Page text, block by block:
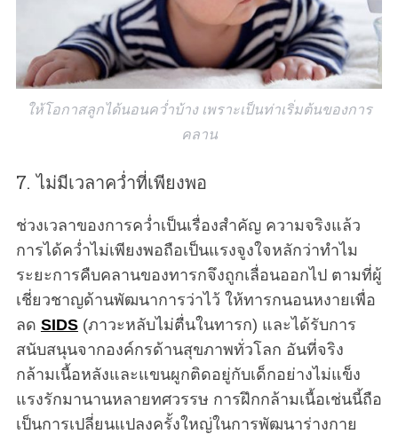
ให้โอกาสลูกได้นอนคว่ำบ้าง เพราะเป็นท่าเริ่มต้นของการ
คลาน
7. ไม่มีเวลาคว่ำที่เพียงพอ
ช่วงเวลาของการคว่ำเป็นเรื่องสำคัญ ความจริงแล้ว
การได้คว่ำไม่เพียงพอถือเป็นแรงจูงใจหลักว่าทำไม
ระยะการคืบคลานของทารกจึงถูกเลื่อนออกไป ตามที่ผู้
เชี่ยวชาญด้านพัฒนาการว่าไว้ ให้ทารกนอนหงายเพื่อ
ลด SIDS(ภาวะหลับไม่ตื่นในทารก) และได้รับการ
สนับสนุนจากองค์กรด้านสุขภาพทั่วโลก อันที่จริง
กล้ามเนื้อหลังและแขนผูกติดอยู่กับเด็กอย่างไม่แข็ง
แรงรักมานานหลายทศวรรษ การฝึกกล้ามเนื้อเช่นนี้ถือ
เป็นการเปลี่ยนแปลงครั้งใหญ่ในการพัฒนาร่างกาย